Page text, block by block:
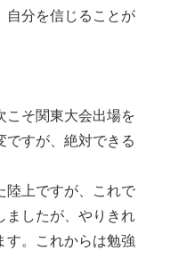
自分を信じることが
こそ関東大会出場を
ですが、絶対できる
陸上ですが、これで
ましたが、やりきれ
す。これからは勉強